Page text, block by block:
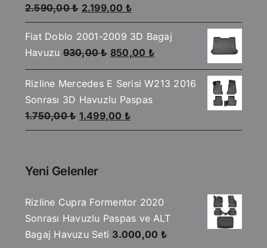
5
üzerinden
4.00oy
aldı
2.590,00₺ Orijinal
fiyat:
2.590,00 ₺.
2.199,00 ₺Şu
andaki
fiyat:
2.199,00 ₺.
Fiat Doblo 2001-2009 3D Bagaj
Havuzu 930,00₺ Orijinal
fiyat:
930,00 ₺.
850,00 ₺Şu
andaki
fiyat:
Rizline Mercedes E Serisi W213 2016
Sonrası 3D Havuzlu Paspas
1.750,00₺ Orijinal
fiyat:
1.499,00 ₺Şu
andaki
Yeni Gelenler
Rizline Cupra Formentor 2020
Sonrası Havuzlu Paspas ve ALT
Bagaj Havuzu Seti 3.000,00 ₺